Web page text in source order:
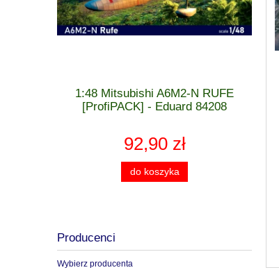
1:48 Mitsubishi A6M2-N RUFE
[ProfiPACK] - Eduard 84208
92,90 zł
do koszyka
Producenci
Wybierz producenta